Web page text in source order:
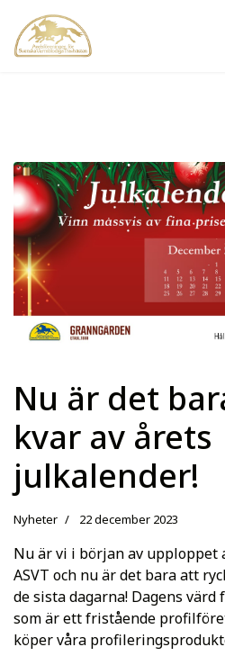
Nu är det
kvar av årets
julkalender!
Nyheter 22 december 2023
Nu är vi i början av upploppet
ASVT och nu är det bara att
de sista dagarna! Dagens värd
som är ett fristående
köper våra